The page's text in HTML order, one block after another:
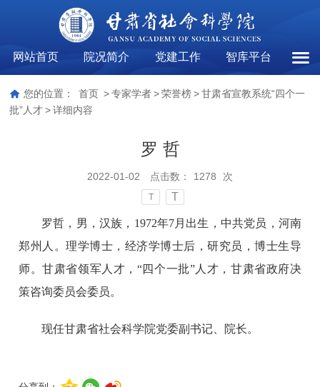
网站首页 院况简介 党建工作 智库平台
甘肃
您的位置： 首页 > 专家学者 > 荣誉榜 > 甘肃省宣教系统“四个一
批”人才 > 详细内容
罗 哲
2022-01-02 点击数： 1278 次
T T
罗哲，男，汉族，1972年7月出生，中共党员，河南
郑州人。理学博士，经济学博士后，研究员，博士生导
师。甘肃省领军人才，“四个一批”人才，甘肃省政府决
策咨询委员会委员。
现任甘肃省社会科学院党委副书记、院长。